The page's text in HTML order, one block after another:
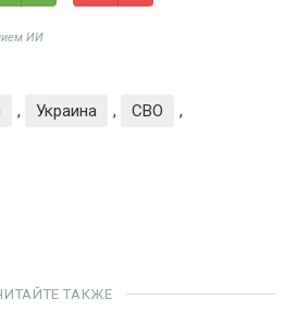
ИИ
, Украина , СВО
,
ТАКЖЕ